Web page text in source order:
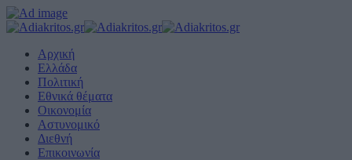
Αρχική
Ελλάδα
Πολιτική
Εθνικά θέματα
Οικονομία
Αστυνομικό
Διεθνή
Επικοινωνία